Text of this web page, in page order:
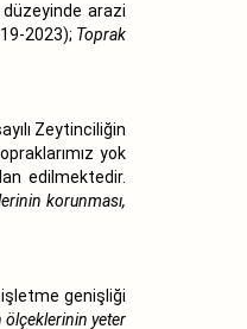
arazi
2023); Toprak
Zeytinciliğin
yok
edilmektedir.
korunması,
işletme genişliği
ölçeklerinin yeter